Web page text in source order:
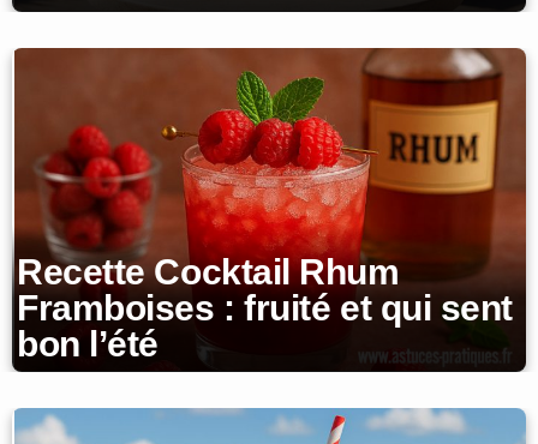
Recette Cocktail Rhum
Framboises : fruité et qui sent
bon l’été